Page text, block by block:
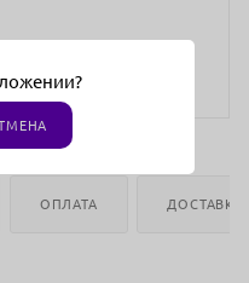
магазина и может
ОПЛАТА ДОСТАВКА